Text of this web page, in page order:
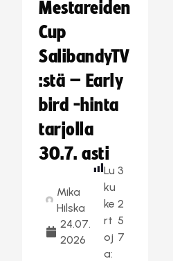
Mestareiden
Cup
SalibandyTV
:stä – Early
bird -hinta
tarjolla
30.7. asti
Mika
Hilska
24.07.
2026
Lu
ku
ke
rt
oj
a:
3
2
5
7